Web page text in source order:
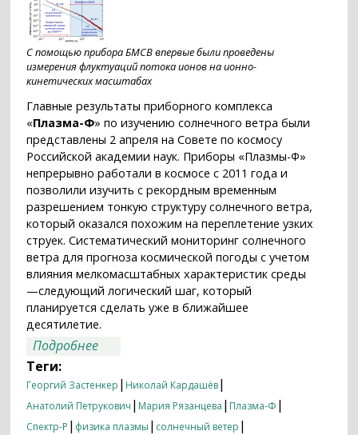
С помощью прибора БМСВ впервые были проведены
измерения флуктуаций потока ионов на ионно-
кинетических масштабах
Главные результаты приборного комплекса
«Плазма-Ф» по изучению солнечного ветра были
представлены 2 апреля на Совете по космосу
Российской академии наук. Приборы «Плазмы-Ф»
непрерывно работали в космосе с 2011 года и
позволили изучить с рекордным временным
разрешением тонкую структуру солнечного ветра,
который оказался похожим на переплетение узких
струек. Систематический мониторинг солнечного
ветра для прогноза космической погоды с учетом
влияния мелкомасштабных характеристик среды
—следующий логический шаг, который
планируется сделать уже в ближайшее
десятилетие.
Подробнее
Теги:
Георгий Застенкер | Николай Кардашёв|
Анатолий Петрукович | Мария Рязанцева | Плазма-Ф |
Спектр-Р | физика плазмы | солнечный ветер |